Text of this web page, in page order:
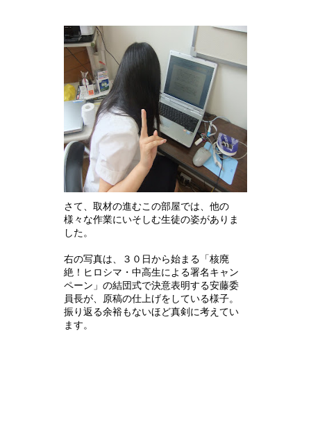
さて、取材の進むこの部屋では、他の
様々な作業にいそしむ生徒の姿がありま
した。
右の写真は、３０日から始まる「核廃
絶！ヒロシマ・中高生による署名キャン
ペーン」の結団式で決意表明する安藤委
員長が、原稿の仕上げをしている様子。
振り返る余裕もないほど真剣に考えてい
ます。